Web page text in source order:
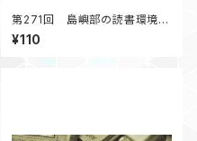
第271回 島嶼部の読書環境調
査 まずは男木島図書館に行
く 「デジタル出版よもやま話」
2025年2月号掲載
¥110